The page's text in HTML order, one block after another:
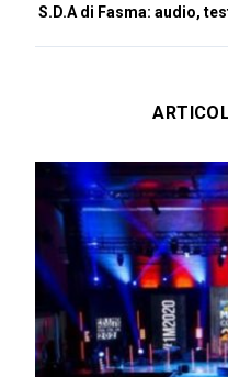
S.D.A di Fasma: audio,